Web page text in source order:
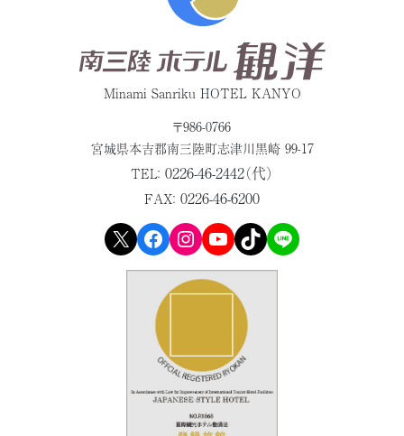
Minami Sanriku HOTEL KANYO
〒986-0766
宮城県本吉郡南三陸町志津川黒崎 99-17
TEL： 0226-46-2442（代）
FAX： 0226-46-6200
X Facebook Instagram YouTube TikTok LINE